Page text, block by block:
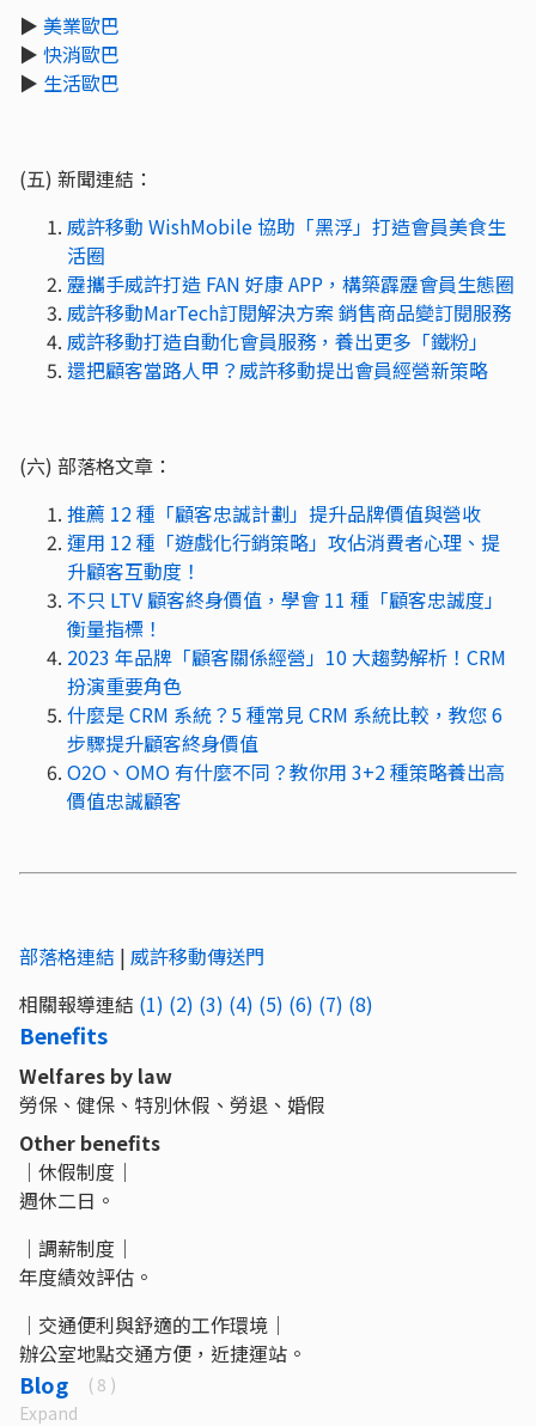
▶ 美業歐巴
▶ 快消歐巴
▶ 生活歐巴
(五) 新聞連結：
威許移動 WishMobile 協助「黑浮」打造會員美食生
活圈
靂攜手威許打造 FAN 好康 APP，構築霹靂會員生態圈
威許移動MarTech訂閱解決方案 銷售商品變訂閱服務
威許移動打造自動化會員服務，養出更多「鐵粉」
還把顧客當路人甲？威許移動提出會員經營新策略
(六) 部落格文章：
推薦 12 種「顧客忠誠計劃」提升品牌價值與營收
運用 12 種「遊戲化行銷策略」攻佔消費者心理、提
升顧客互動度！
不只 LTV 顧客終身價值，學會 11 種「顧客忠誠度」
衡量指標！
2023 年品牌「顧客關係經營」10 大趨勢解析！CRM
扮演重要角色
什麼是 CRM 系統？5 種常見 CRM 系統比較，教您 6
步驟提升顧客終身價值
O2O、OMO 有什麼不同？教你用 3+2 種策略養出高
價值忠誠顧客
部落格連結 | 威許移動傳送門
相關報導連結 (1) (2) (3) (4) (5) (6) (7) (8)
Benefits
Welfares by law
勞保、健保、特別休假、勞退、婚假
Other benefits
｜休假制度｜
週休二日。
｜調薪制度｜
年度績效評估。
｜交通便利與舒適的工作環境｜
辦公室地點交通方便，近捷運站。
Blog
( 8 )
Expand